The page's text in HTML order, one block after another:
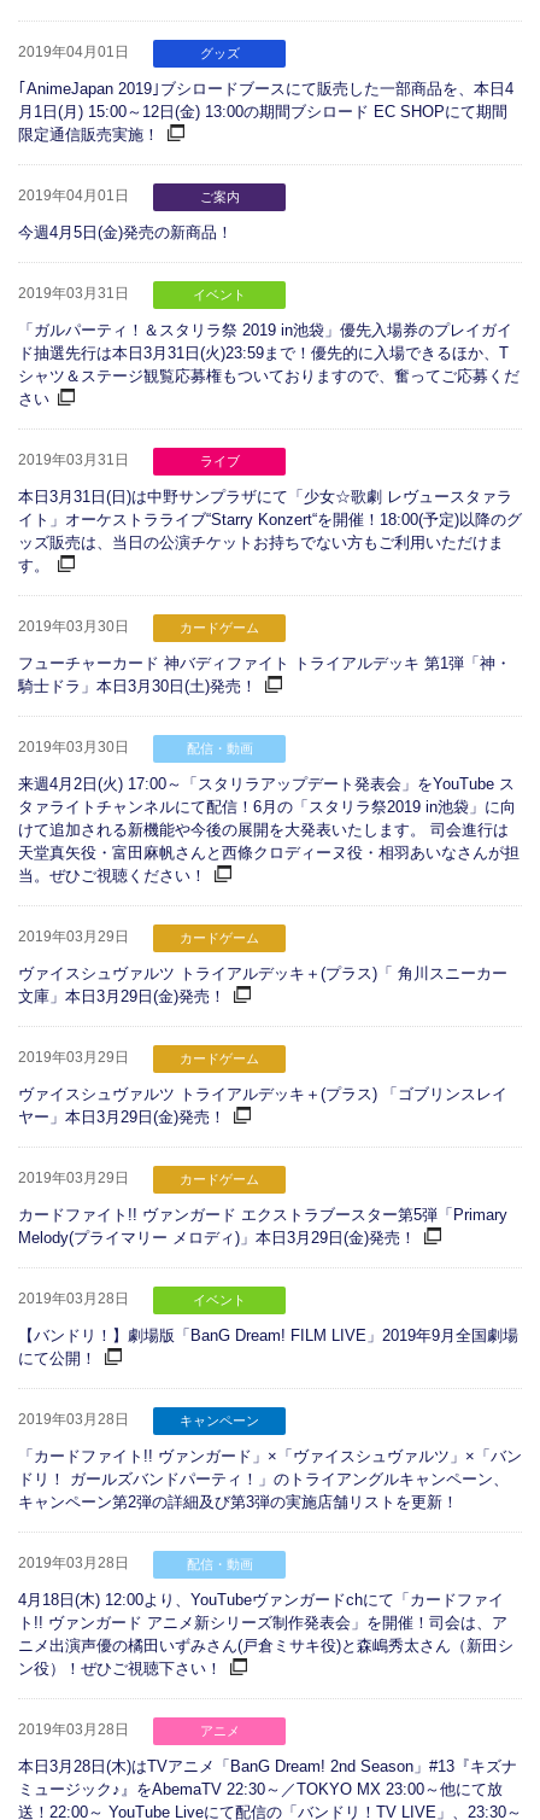
2019年04月01日 グッズ
｢AnimeJapan 2019｣ブシロードブースにて販売した一部商品を、本日4
月1日(月) 15:00～12日(金) 13:00の期間ブシロード EC SHOPにて期間
限定通信販売実施！
2019年04月01日 ご案内
今週4月5日(金)発売の新商品！
2019年03月31日 イベント
「ガルパーティ！＆スタリラ祭 2019 in池袋」優先入場券のプレイガイ
ド抽選先行は本日3月31日(火)23:59まで！優先的に入場できるほか、T
シャツ＆ステージ観覧応募権もついておりますので、奮ってご応募くだ
さい
2019年03月31日 ライブ
本日3月31日(日)は中野サンプラザにて「少女☆歌劇 レヴュースタァラ
イト」オーケストラライブ“Starry Konzert“を開催！18:00(予定)以降のグ
ッズ販売は、当日の公演チケットお持ちでない方もご利用いただけま
す。
2019年03月30日 カードゲーム
フューチャーカード 神バディファイト トライアルデッキ 第1弾「神・
騎士ドラ」本日3月30日(土)発売！
2019年03月30日 配信・動画
来週4月2日(火) 17:00～「スタリラアップデート発表会」をYouTube ス
タァライトチャンネルにて配信！6月の「スタリラ祭2019 in池袋」に向
けて追加される新機能や今後の展開を大発表いたします。 司会進行は
天堂真矢役・富田麻帆さんと西條クロディーヌ役・相羽あいなさんが担
当。ぜひご視聴ください！
2019年03月29日 カードゲーム
ヴァイスシュヴァルツ トライアルデッキ＋(プラス)「 角川スニーカー
文庫」本日3月29日(金)発売！
2019年03月29日 カードゲーム
ヴァイスシュヴァルツ トライアルデッキ＋(プラス) 「ゴブリンスレイ
ヤー」本日3月29日(金)発売！
2019年03月29日 カードゲーム
カードファイト!! ヴァンガード エクストラブースター第5弾「Primary
Melody(プライマリー メロディ)」本日3月29日(金)発売！
2019年03月28日 イベント
【バンドリ！】劇場版「BanG Dream! FILM LIVE」2019年9月全国劇場
にて公開！
2019年03月28日 キャンペーン
「カードファイト!! ヴァンガード」×「ヴァイスシュヴァルツ」×「バン
ドリ！ ガールズバンドパーティ！」のトライアングルキャンペーン、
キャンペーン第2弾の詳細及び第3弾の実施店舗リストを更新！
2019年03月28日 配信・動画
4月18日(木) 12:00より、YouTubeヴァンガードchにて「カードファイ
ト!! ヴァンガード アニメ新シリーズ制作発表会」を開催！司会は、ア
ニメ出演声優の橘田いずみさん(戸倉ミサキ役)と森嶋秀太さん（新田シ
ン役）！ぜひご視聴下さい！
2019年03月28日 アニメ
本日3月28日(木)はTVアニメ「BanG Dream! 2nd Season」#13『キズナ
ミュージック♪』をAbemaTV 22:30～／TOKYO MX 23:00～他にて放
送！22:00～ YouTube Liveにて配信の「バンドリ！TV LIVE」、23:30～